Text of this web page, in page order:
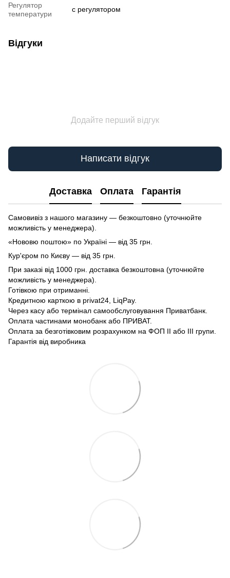
Регулятор
температури
с регулятором
Відгуки
Додайте перший відгук
Написати відгук
Доставка Оплата Гарантія
Самовивіз з нашого магазину — безкоштовно (уточнюйте
можливість у менеджера).
«Нововю поштою» по Україні — від 35 грн.
Кур'єром по Києву — від 35 грн.
При заказі від 1000 грн. доставка безкоштовна (уточнюйте
можливість у менеджера).
Готівкою при отриманні.
Кредитною карткою в privat24, LiqPay.
Через касу або термінал самообслуговування Приватбанк.
Оплата частинами монобанк або ПРИВАТ.
Оплата за безготівковим розрахунком на ФОП II або III групи.
Гарантія від виробника